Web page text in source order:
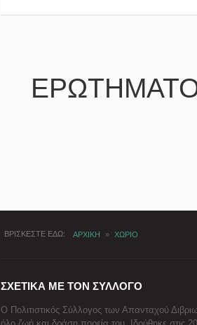
ΒΡΙΣΚΕΣΤΕ ΕΔΩ ΑΡΧΙΚΗ » ΧΩΡΙΟ
ΣΧΕΤΙΚΑ ΜΕ ΤΟΝ ΣΥΛΛΟΓΟ
Ο Πολιτιστικός Σύλλογος των Απανταχού